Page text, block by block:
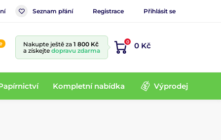
Seznam přání Registrace Přihlásit se
Nakupte ještě za 1 800 Kč
a získejte dopravu zdarma
0 0 Kč
Kompletní nabídka Výprodej